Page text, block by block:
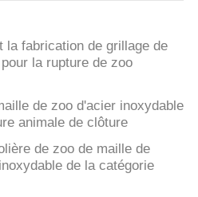
la fabrication de grillage de
la rupture de zoo
de zoo d'acier inoxydable
animale de clôture
de zoo de maille de
de la catégorie